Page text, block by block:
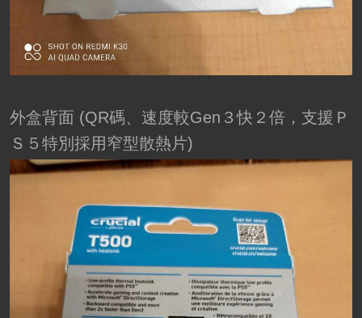
外盒背面 (QR碼、速度較Gen３快２倍，支援Ｐ
Ｓ５特別採用窄型散熱片)